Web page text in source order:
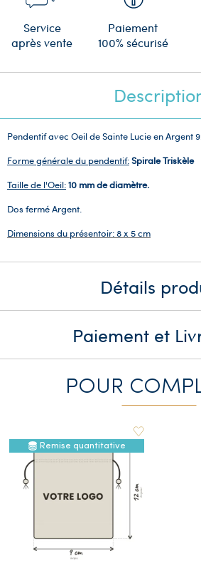
Service
après vente
Paiement
100% sécurisé
Pendentif avec Oeil de Sainte Lucie en Argent
Forme générale du pendentif:Spirale Triskèle
Taille de l'Oeil:10 mm de diamètre.
Dos fermé Argent.
Dimensions du présentoir: 8 x 5 cm
Détails
Paiement et
POUR
Remise quantitative